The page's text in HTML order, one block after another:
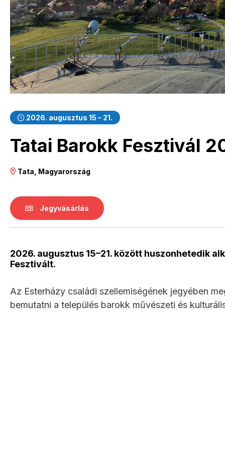
2026. augusztus 15 – 21.
Tatai Barokk Fesztivál
Tata, Magyarország
Jegyvásárlás
2026. augusztus 15–21. között huszonhetedik
Fesztivált.
Az Esterházy családi szellemiségének jegyében
bemutatni a település barokk művészeti és